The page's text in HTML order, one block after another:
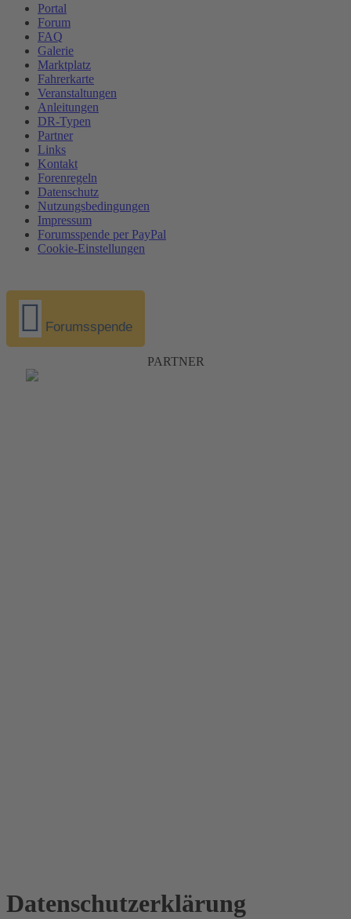
Portal
Forum
FAQ
Galerie
Marktplatz
Fahrerkarte
Veranstaltungen
Anleitungen
DR-Typen
Partner
Links
Kontakt
Forenregeln
Datenschutz
Nutzungsbedingungen
Impressum
Forumsspende per PayPal
Cookie-Einstellungen
Forumsspende
PARTNER
Datenschutz­erklärung